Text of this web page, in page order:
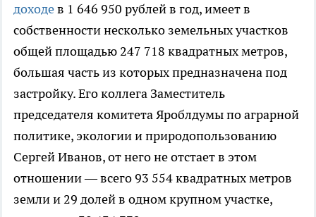
доходев 1 646 950 рублей в год, имеет в
собственности несколько земельных участков
общей площадью 247 718 квадратных метров,
большая часть из которых предназначена под
застройку. Его коллега Заместитель
председателя комитета Яроблдумы по аграрной
политике, экологии и природопользованию
Сергей Иванов, от него не отстает в этом
отношении — всего 93 554 квадратных метров
земли и 29 долей в одном крупном участке,